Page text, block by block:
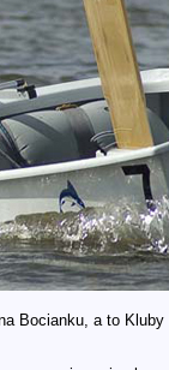
Bocianku, a to